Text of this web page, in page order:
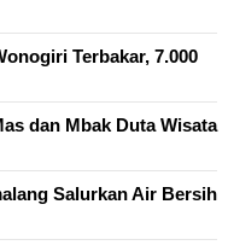
Terbakar, 7.000
dan Mbak Duta Wisata
Salurkan Air Bersih